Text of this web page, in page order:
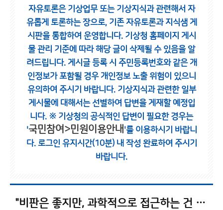
자유토론은 기상업무 또는 기상지식과 관련해서 자
유롭게 토론하는 장으로, 기존 자유토론과 지식샘 게
시판을 통합하여 운영합니다. 기상청 홈페이지 게시
물 관리 기준에 따라 해당 글이 삭제될 수 있음을 알
려드립니다. 게시글 등록 시 주민등록번호와 같은 개
인정보가 포함될 경우 개인정보 노출 위험이 있으니
유의하여 주시기 바랍니다. 기상지식과 관련한 일부
게시물에 대해서는 선별하여 답변을 게재할 예정입
니다. ※ 기상청의 공식적인 답변이 필요한 경우는
'국민참여>민원이용안내 '를 이용하시기 바랍니
다. 로그인 유지시간(10분) 내 작성 완료하여 주시기
바랍니다.
"비판은 좋지만, 과학적으로 접근하는 건 기본 예의 아닐까요."